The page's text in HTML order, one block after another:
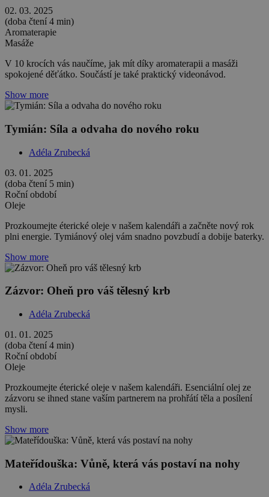
02. 03. 2025
(doba čtení 4 min)
Aromaterapie
Masáže
V 10 krocích vás naučíme, jak mít díky aromaterapii a masáži
spokojené děťátko. Součástí je také praktický videonávod.
Show more
Tymián: Síla a odvaha do nového roku
Adéla Zrubecká
03. 01. 2025
(doba čtení 5 min)
Roční období
Oleje
Prozkoumejte éterické oleje v našem kalendáři a začněte nový rok
plni energie. Tymiánový olej vám snadno povzbudí a dobije baterky.
Show more
Zázvor: Oheň pro váš tělesný krb
Adéla Zrubecká
01. 01. 2025
(doba čtení 4 min)
Roční období
Oleje
Prozkoumejte éterické oleje v našem kalendáři. Esenciální olej ze
zázvoru se ihned stane vaším partnerem na prohřátí těla a posílení
mysli.
Show more
Mateřídouška: Vůně, která vás postaví na nohy
Adéla Zrubecká